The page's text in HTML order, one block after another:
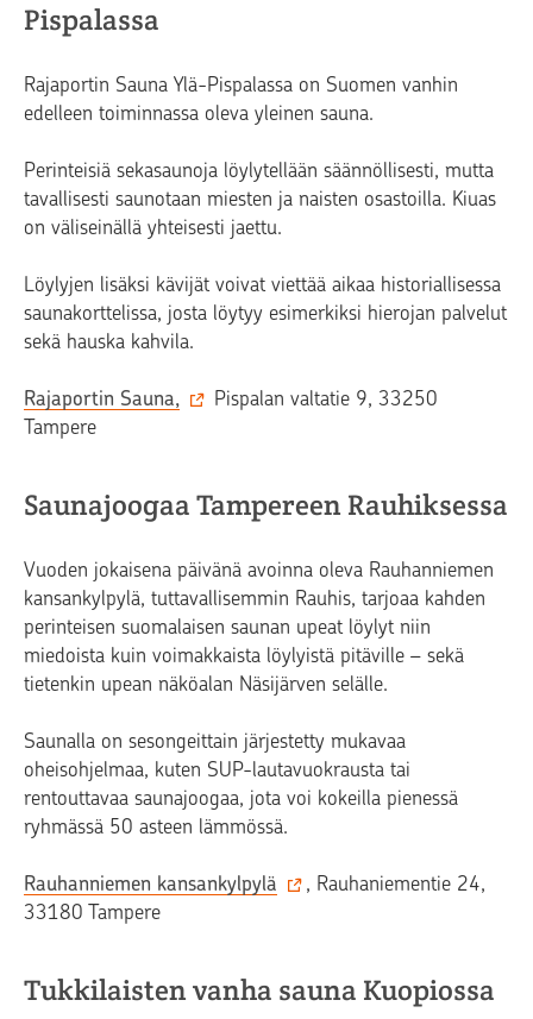
Pispalassa
Rajaportin Sauna Ylä-Pispalassa on Suomen vanhin
edelleen toiminnassa oleva yleinen sauna.
Perinteisiä sekasaunoja löylytellään säännöllisesti, mutta
tavallisesti saunotaan miesten ja naisten osastoilla. Kiuas
on väliseinällä yhteisesti jaettu.
Löylyjen lisäksi kävijät voivat viettää aikaa historiallisessa
saunakorttelissa, josta löytyy esimerkiksi hierojan palvelut
sekä hauska kahvila.
Rajaportin Sauna,
Pispalan valtatie 9, 33250
Tampere
Saunajoogaa Tampereen Rauhiksessa
Vuoden jokaisena päivänä avoinna oleva Rauhanniemen
kansankylpylä, tuttavallisemmin Rauhis, tarjoaa kahden
perinteisen suomalaisen saunan upeat löylyt niin
miedoista kuin voimakkaista löylyistä pitäville – sekä
tietenkin upean näköalan Näsijärven selälle.
Saunalla on sesongeittain järjestetty mukavaa
oheisohjelmaa, kuten SUP-lautavuokrausta tai
rentouttavaa saunajoogaa, jota voi kokeilla pienessä
ryhmässä 50 asteen lämmössä.
Rauhanniemen kansankylpylä
, Rauhaniementie 24,
33180 Tampere
Tukkilaisten vanha sauna Kuopiossa